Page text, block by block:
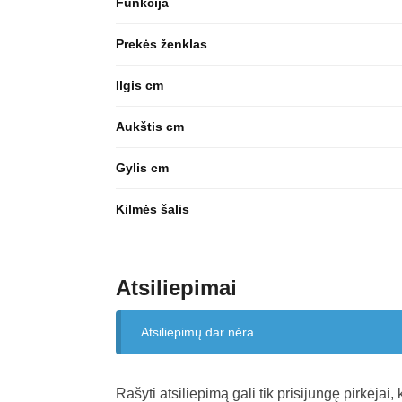
Prekės ženklas
Ilgis cm
Aukštis cm
Gylis cm
Kilmės šalis
Atsiliepimai
Atsiliepimų dar nėra.
Rašyti atsiliepimą gali tik prisijungę pirkėjai,